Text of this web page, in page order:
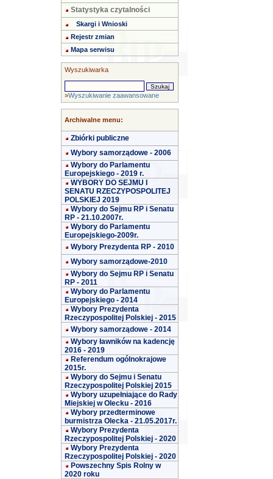
Statystyka czytalności
Skargi i Wnioski
Rejestr zmian
Mapa serwisu
Wyszukiwarka
»Wyszukiwanie zaawansowane
Archiwalne menu:
Zbiórki publiczne
Wybory samorządowe - 2006
Wybory do Parlamentu
Europejskiego - 2019 r.
WYBORY DO SEJMU I
SENATU RZECZYPOSPOLITEJ
POLSKIEJ 2019
Wybory do Sejmu RP i Senatu
RP - 21.10.2007r.
Wybory do Parlamentu
Europejskiego-2009r.
Wybory Prezydenta RP - 2010
Wybory samorządowe-2010
Wybory do Sejmu RP i Senatu
RP - 2011
Wybory do Parlamentu
Europejskiego - 2014
Wybory Prezydenta
Rzeczypospolitej Polskiej - 2015
Wybory samorządowe - 2014
Wybory ławników na kadencję
2016 - 2019
Referendum ogólnokrajowe
2015r.
Wybory do Sejmu i Senatu
Rzeczypospolitej Polskiej 2015
Wybory uzupełniające do Rady
Miejskiej w Olecku - 2016
Wybory przedterminowe
burmistrza Olecka - 21.05.2017r.
Wybory Prezydenta
Rzeczypospolitej Polskiej - 2020
Wybory Prezydenta
Rzeczypospolitej Polskiej - 2020
Powszechny Spis Rolny w
2020 roku